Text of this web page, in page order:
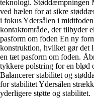
teknologi.
ved hælen for at sikre
i fokus Ydersålen i
kontaktområde, der tilbyder
pasform om foden En ny
konstruktion, hvilket gør det
en tæt pasform om foden.
tykkere polstring for en blød
Balancerer stabilitet og
for stabilitet Ydersålen
yderligere støtte og stabilitet.